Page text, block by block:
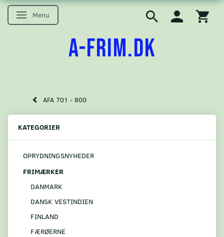
Skifte navigation
Menu
A-FRIM.DK
AFA 701 - 800
KATEGORIER
OPRYDNINGSNYHEDER
FRIMÆRKER
DANMARK
DANSK VESTINDIEN
FINLAND
FÆRØERNE